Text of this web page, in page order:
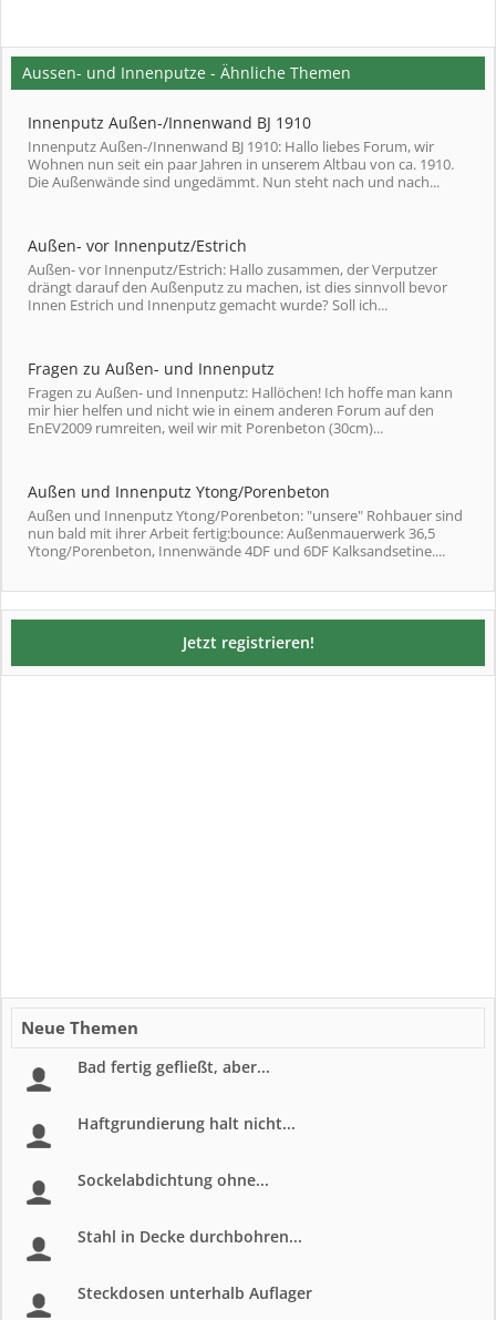
Aussen- und Innenputze - Ähnliche Themen
Innenputz Außen-/Innenwand BJ 1910
Innenputz Außen-/Innenwand BJ 1910: Hallo liebes Forum, wir
Wohnen nun seit ein paar Jahren in unserem Altbau von ca. 1910.
Die Außenwände sind ungedämmt. Nun steht nach und nach...
Außen- vor Innenputz/Estrich
Außen- vor Innenputz/Estrich: Hallo zusammen, der Verputzer
drängt darauf den Außenputz zu machen, ist dies sinnvoll bevor
Innen Estrich und Innenputz gemacht wurde? Soll ich...
Fragen zu Außen- und Innenputz
Fragen zu Außen- und Innenputz: Hallöchen! Ich hoffe man kann
mir hier helfen und nicht wie in einem anderen Forum auf den
EnEV2009 rumreiten, weil wir mit Porenbeton (30cm)...
Außen und Innenputz Ytong/Porenbeton
Außen und Innenputz Ytong/Porenbeton: "unsere" Rohbauer sind
nun bald mit ihrer Arbeit fertig:bounce: Außenmauerwerk 36,5
Ytong/Porenbeton, Innenwände 4DF und 6DF Kalksandsetine....
Jetzt registrieren!
Neue Themen
Bad fertig gefließt, aber...
Haftgrundierung halt nicht...
Sockelabdichtung ohne...
Stahl in Decke durchbohren...
Steckdosen unterhalb Auflager